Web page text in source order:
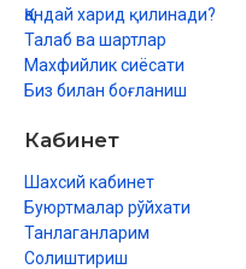
Қандай харид қилинади?
Талаб ва шартлар
Махфийлик сиёсати
Биз билан боғланиш
Кабинет
Шахсий кабинет
Буюртмалар рўйхати
Танлаганларим
Солиштириш